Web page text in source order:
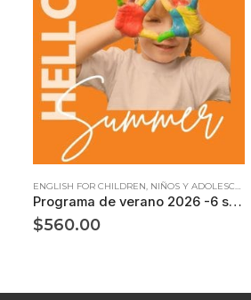
ENGLISH FOR CHILDREN, NIÑOS Y ADOLESCENTES
Programa de verano 2026 -6 semanas
$560.00